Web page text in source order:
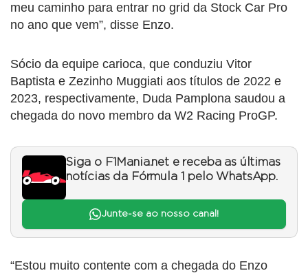
meu caminho para entrar no grid da Stock Car Pro
no ano que vem”, disse Enzo.
Sócio da equipe carioca, que conduziu Vitor
Baptista e Zezinho Muggiati aos títulos de 2022 e
2023, respectivamente, Duda Pamplona saudou a
chegada do novo membro da W2 Racing ProGP.
Siga o F1Mania.net e receba as últimas
notícias da Fórmula 1 pelo WhatsApp.
Junte-se ao nosso canal!
“Estou muito contente com a chegada do Enzo